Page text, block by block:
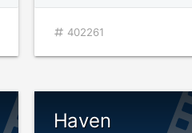
402261
Haven